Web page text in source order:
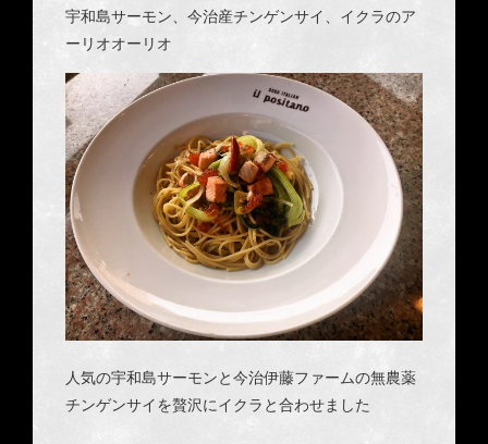
宇和島サーモン、今治産チンゲンサイ、 イクラのア
ーリオオーリオ
人気の宇和島サーモンと今治伊藤ファームの無農薬
チンゲンサイを贅沢にイクラと合わせました